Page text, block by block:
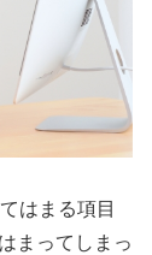
はまる項目
まってしまっ